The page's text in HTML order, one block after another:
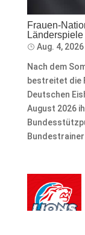
Frauen-
Aug. 4, 2026
Nach dem
bestreitet die
Deutschen
August 2026